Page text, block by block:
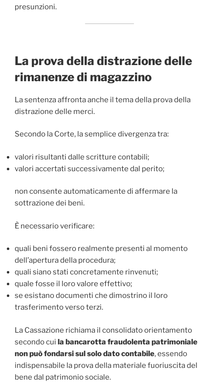
presunzioni.
La prova della distrazione delle
rimanenze di magazzino
La sentenza affronta anche il tema della prova della
distrazione delle merci.
Secondo la Corte, la semplice divergenza tra:
valori risultanti dalle scritture contabili;
valori accertati successivamente dal perito;
non consente automaticamente di affermare la
sottrazione dei beni.
È necessario verificare:
quali beni fossero realmente presenti al momento
dell’apertura della procedura;
quali siano stati concretamente rinvenuti;
quale fosse il loro valore effettivo;
se esistano documenti che dimostrino il loro
trasferimento verso terzi.
La Cassazione richiama il consolidato orientamento
secondo cui la bancarotta fraudolenta patrimoniale
non può fondarsi sul solo dato contabile, essendo
indispensabile la prova della materiale fuoriuscita del
bene dal patrimonio sociale.